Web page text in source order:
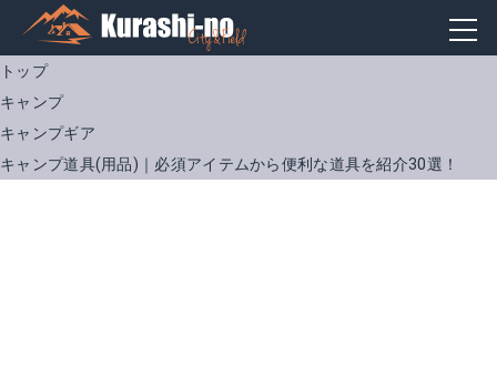
トップ
キャンプ
キャンプギア
キャンプ道具(用品)｜必須アイテムから便利な道具を紹介30選！